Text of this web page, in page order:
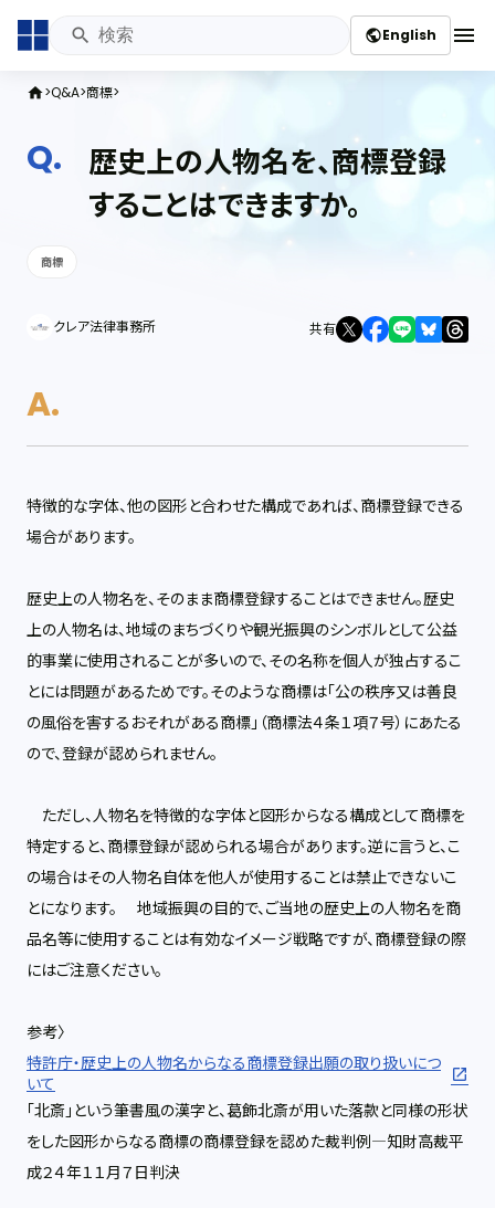
publicEnglish menu
home Q&A 商標
歴史上の人物名を、商標登録
することはできますか。
商標
クレア法律事務所 共有
特徴的な字体、他の図形と合わせた構成であれば、商標登録できる
場合があります。
歴史上の人物名を、そのまま商標登録することはできません。歴史
上の人物名は、地域のまちづくりや観光振興のシンボルとして公益
的事業に使用されることが多いので、その名称を個人が独占するこ
とには問題があるためです。そのような商標は「公の秩序又は善良
の風俗を害するおそれがある商標」（商標法４条１項７号）にあたる
ので、登録が認められません。
ただし、人物名を特徴的な字体と図形からなる構成として商標を
特定すると、商標登録が認められる場合があります。逆に言うと、こ
の場合はその人物名自体を他人が使用することは禁止できないこ
とになります。 地域振興の目的で、ご当地の歴史上の人物名を商
品名等に使用することは有効なイメージ戦略ですが、商標登録の際
にはご注意ください。
参考〉
特許庁・歴史上の人物名からなる商標登録出願の取り扱いにつ
いて
「北斎」という筆書風の漢字と、葛飾北斎が用いた落款と同様の形状
をした図形からなる商標の商標登録を認めた裁判例―知財高裁平
成２４年１１月７日判決